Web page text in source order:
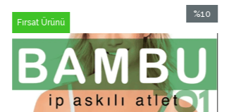
%10
%10İndirim
Fırsat Ürünü